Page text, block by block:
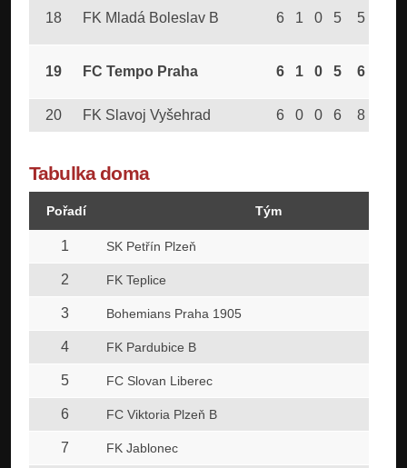
18 FK Mladá Boleslav B 6 1 0 5 5
19 FC Tempo Praha 6 1 0 5 6
20 FK Slavoj Vyšehrad 6 0 0 6 8
Tabulka doma
Pořadí Tým
1 SK Petřín Plzeň
2 FK Teplice
3 Bohemians Praha 1905
4 FK Pardubice B
5 FC Slovan Liberec
6 FC Viktoria Plzeň B
7 FK Jablonec